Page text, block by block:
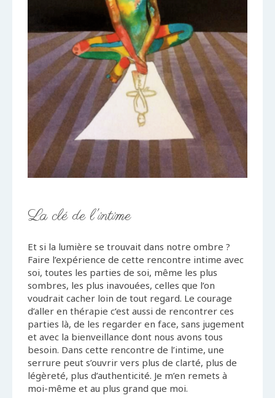
La clé de l'intime
Et si la lumière se trouvait dans notre ombre ?
Faire l’expérience de cette rencontre intime avec
soi, toutes les parties de soi, même les plus
sombres, les plus inavouées, celles que l’on
voudrait cacher loin de tout regard. Le courage
d’aller en thérapie c’est aussi de rencontrer ces
parties là, de les regarder en face, sans jugement
et avec la bienveillance dont nous avons tous
besoin. Dans cette rencontre de l’intime, une
serrure peut s’ouvrir vers plus de clarté, plus de
légèreté, plus d’authenticité. Je m’en remets à
moi-même et au plus grand que moi.